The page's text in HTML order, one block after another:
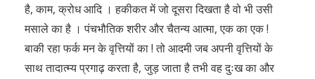
है, काम, क्रोध आदि । हकीकत में जो दूसरा दिखता है वो भी उसी
मसाले का है । पंचभौतिक शरीर और चैतन्य आत्मा, एक का एक !
बाकी रहा फर्क मन के वृत्तियों का ! तो आदमी जब अपनी वृत्तियों के
साथ तादात्म्य प्रगाढ़ करता है, जुड़ जाता है तभी वह दुःख का और